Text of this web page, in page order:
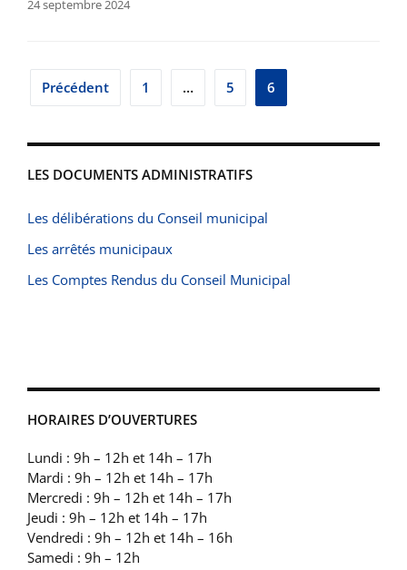
24 septembre 2024
Pagination
publications
Précédent 1 … 5 6
LES DOCUMENTS ADMINISTRATIFS
Les délibérations du Conseil municipal
Les arrêtés municipaux
Les Comptes Rendus du Conseil Municipal
HORAIRES D’OUVERTURES
Lundi : 9h – 12h et 14h – 17h
Mardi : 9h – 12h et 14h – 17h
Mercredi : 9h – 12h et 14h – 17h
Jeudi : 9h – 12h et 14h – 17h
Vendredi : 9h – 12h et 14h – 16h
Samedi : 9h – 12h